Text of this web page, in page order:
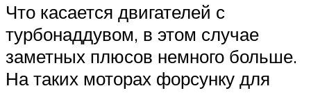
Что касается двигателей с
турбонаддувом, в этом случае
заметных плюсов немного больше.
На таких моторах форсунку для